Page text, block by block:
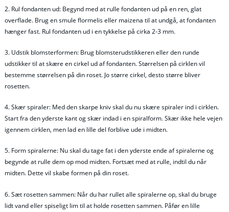
2. Rul fondanten ud: Begynd med at rulle fondanten ud på en ren, glat
overflade. Brug en smule flormelis eller maizena til at undgå, at fondanten
hænger fast. Rul fondanten ud i en tykkelse på cirka 2-3 mm.
3. Udstik blomsterformen: Brug blomsterudstikkeren eller den runde
udstikker til at skære en cirkel ud af fondanten. Størrelsen på cirklen vil
bestemme størrelsen på din roset. Jo større cirkel, desto større bliver
rosetten.
4. Skær spiraler: Med den skarpe kniv skal du nu skære spiraler ind i cirklen.
Start fra den yderste kant og skær indad i en spiralform. Skær ikke hele vejen
igennem cirklen, men lad en lille del forblive ude i midten.
5. Form spiralerne: Nu skal du tage fat i den yderste ende af spiralerne og
begynde at rulle dem op mod midten. Fortsæt med at rulle, indtil du når
midten. Dette vil skabe formen på din roset.
6. Sæt rosetten sammen: Når du har rullet alle spiralerne op, skal du bruge
lidt vand eller spiseligt lim til at holde rosetten sammen. Påfør en lille